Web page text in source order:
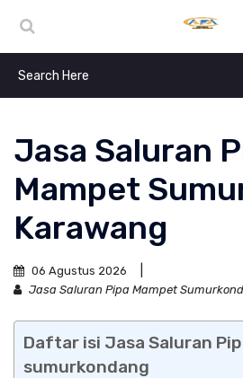
Jasa Saluran
Mampet
Karawang
06 Agustus 2026
Jasa Saluran Pipa Mampet
Daftar isi Jasa Saluran
sumurkondang